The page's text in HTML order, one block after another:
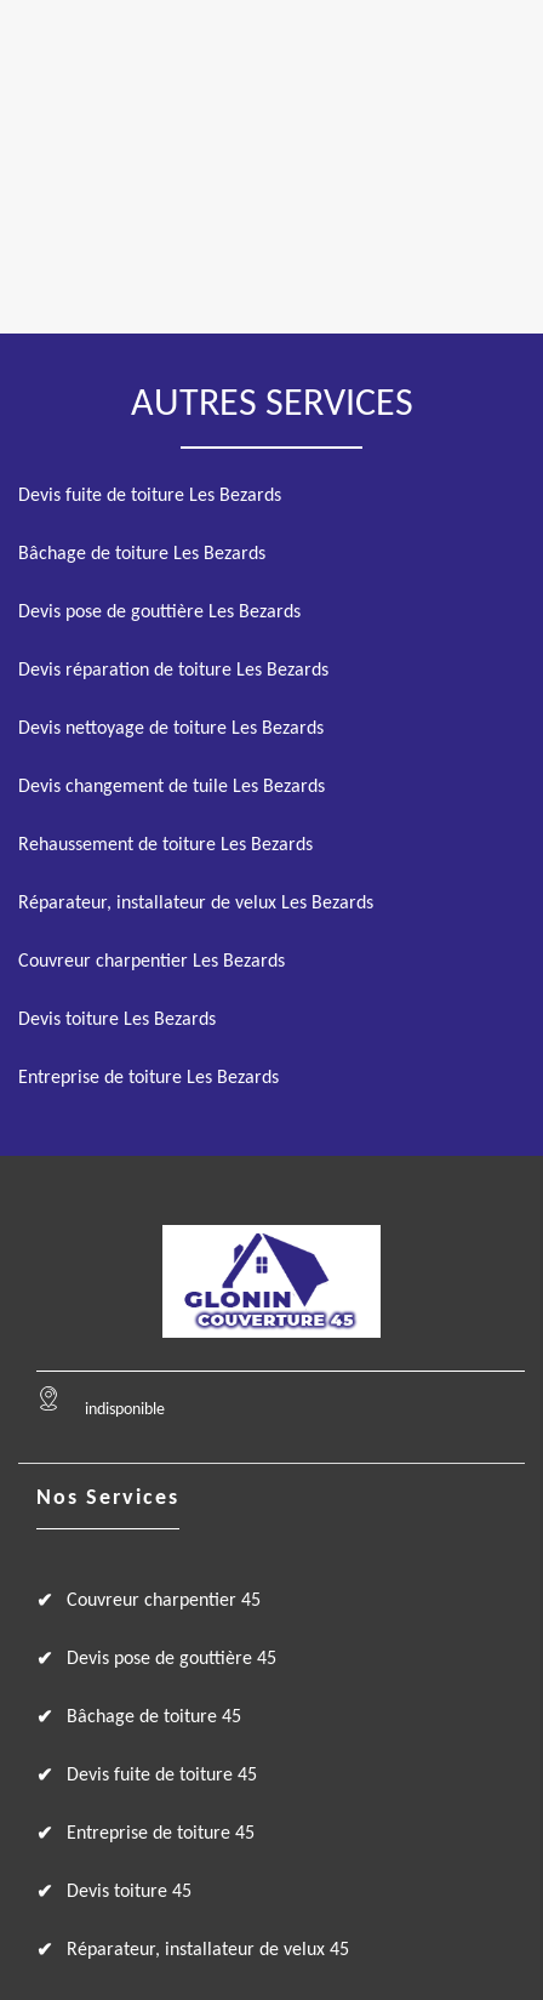
AUTRES SERVICES
Devis fuite de toiture Les Bezards
Bâchage de toiture Les Bezards
Devis pose de gouttière Les Bezards
Devis réparation de toiture Les Bezards
Devis nettoyage de toiture Les Bezards
Devis changement de tuile Les Bezards
Rehaussement de toiture Les Bezards
Réparateur, installateur de velux Les Bezards
Couvreur charpentier Les Bezards
Devis toiture Les Bezards
Entreprise de toiture Les Bezards
indisponible
Nos Services
Couvreur charpentier 45
Devis pose de gouttière 45
Bâchage de toiture 45
Devis fuite de toiture 45
Entreprise de toiture 45
Devis toiture 45
Réparateur, installateur de velux 45